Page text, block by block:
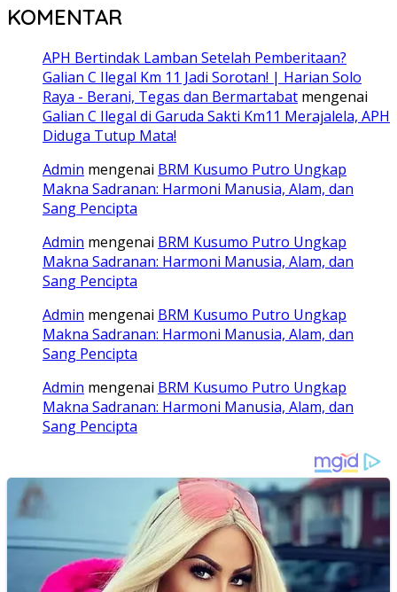
KOMENTAR
APH Bertindak Lamban Setelah Pemberitaan?
Galian C Ilegal Km 11 Jadi Sorotan! | Harian Solo
Raya - Berani, Tegas dan Bermartabat mengenai
Galian C Ilegal di Garuda Sakti Km11 Merajalela, APH
Diduga Tutup Mata!
Admin mengenai BRM Kusumo Putro Ungkap
Makna Sadranan: Harmoni Manusia, Alam, dan
Sang Pencipta
Admin mengenai BRM Kusumo Putro Ungkap
Makna Sadranan: Harmoni Manusia, Alam, dan
Sang Pencipta
Admin mengenai BRM Kusumo Putro Ungkap
Makna Sadranan: Harmoni Manusia, Alam, dan
Sang Pencipta
Admin mengenai BRM Kusumo Putro Ungkap
Makna Sadranan: Harmoni Manusia, Alam, dan
Sang Pencipta